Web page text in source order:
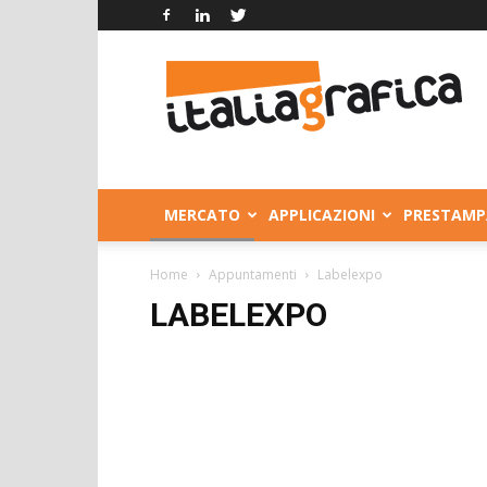
Grafica
MERCATO APPLICAZIONI
Home Appuntamenti Labelexpo
LABELEXPO